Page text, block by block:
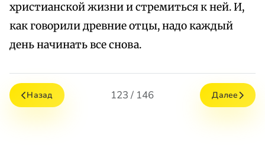
христианской жизни и стремиться к ней. И,
как говорили древние отцы, надо каждый
день начинать все снова.
Назад 123 / 146 Далее